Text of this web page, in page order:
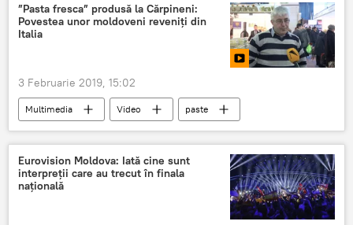
”Pasta fresca” produsă la Cărpineni:
Povestea unor moldoveni reveniți din
Italia
3 Februarie 2019, 15:02
Multimedia Video
paste
Carpineni
poveste moldoveni
Eurovision Moldova: Iată cine sunt
interpreții care au trecut în finala
națională